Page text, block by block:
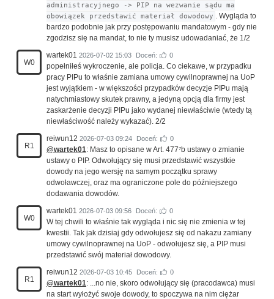
administracyjnego -> PIP na wezwanie sądu ma
obowiązek przedstawić materiał dowodowy
. Wygląda to
bardzo podobnie jak przy postępowaniu mandatowym - gdy nie
zgodzisz się na mandat, to nie ty musisz udowadaniać, że 1/2
W0
wartek01 2026-07-02 15:03 Doceń: 0
popełniłeś wykroczenie, ale policja. Co ciekawe, w przypadku
pracy PIPu to właśnie zamiana umowy cywilnoprawnej na UoP
jest wyjątkiem - w większości przypadków decyzje PIPu mają
natychmiastowy skutek prawny, a jedyną opcją dla firmy jest
zaskarżenie decyzji PIPu jako wydanej niewłaściwie (wtedy tą
niewłaściwość należy wykazać). 2/2
R1
reiwun12 2026-07-03 09:24 Doceń: 0
@wartek01: Masz to opisane w Art. 477⁷b ustawy o zmianie
ustawy o PIP. Odwołujący się musi przedstawić wszystkie
dowody na jego wersję na samym początku sprawy
odwoławczej, oraz ma ograniczone pole do późniejszego
dodawania dowodów.
W0
wartek01 2026-07-03 09:56 Doceń: 0
W tej chwili to właśnie tak wygląda i nic się nie zmienia w tej
kwestii. Tak jak dzisiaj gdy odwołujesz się od nakazu zamiany
umowy cywilnoprawnej na UoP - odwołujesz się, a PIP musi
przedstawić swój materiał dowodowy.
R1
reiwun12 2026-07-03 10:45 Doceń: 0
@wartek01: ...no nie, skoro odwołujący się (pracodawca) musi
na start wyłożyć swoje dowody, to spoczywa na nim ciężar